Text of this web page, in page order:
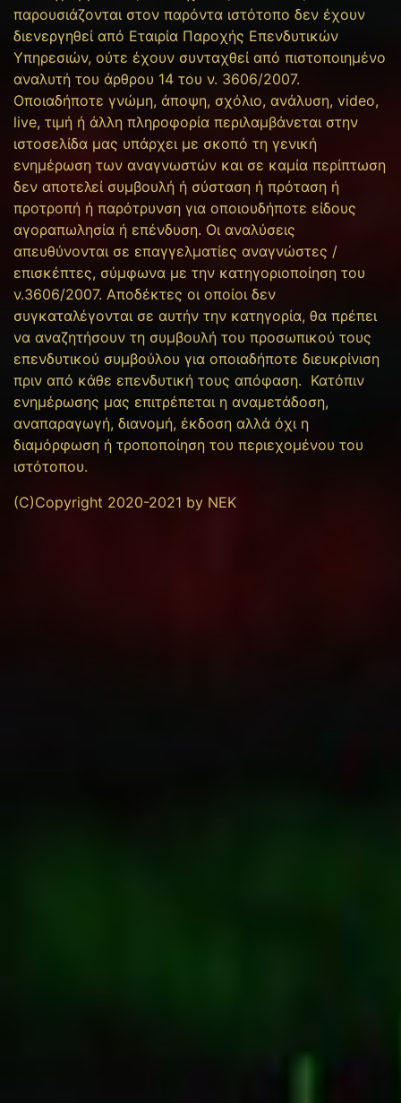
παρουσιάζονται στον παρόντα ιστότοπο δεν έχουν
διενεργηθεί από Εταιρία Παροχής Επενδυτικών
Υπηρεσιών, ούτε έχουν συνταχθεί από πιστοποιημένο
αναλυτή του άρθρου 14 του ν. 3606/2007.
Οποιαδήποτε γνώμη, άποψη, σχόλιο, ανάλυση, video,
live, τιμή ή άλλη πληροφορία περιλαμβάνεται στην
ιστοσελίδα μας υπάρχει με σκοπό τη γενική
ενημέρωση των αναγνωστών και σε καμία περίπτωση
δεν αποτελεί συμβουλή ή σύσταση ή πρόταση ή
προτροπή ή παρότρυνση για οποιουδήποτε είδους
αγοραπωλησία ή επένδυση. Οι αναλύσεις
απευθύνονται σε επαγγελματίες αναγνώστες /
επισκέπτες, σύμφωνα με την κατηγοριοποίηση του
ν.3606/2007. Αποδέκτες οι οποίοι δεν
συγκαταλέγονται σε αυτήν την κατηγορία, θα πρέπει
να αναζητήσουν τη συμβουλή του προσωπικού τους
επενδυτικού συμβούλου για οποιαδήποτε διευκρίνιση
πριν από κάθε επενδυτική τους απόφαση. Κατόπιν
ενημέρωσης μας επιτρέπεται η αναμετάδοση,
αναπαραγωγή, διανομή, έκδοση αλλά όχι η
διαμόρφωση ή τροποποίηση του περιεχομένου του
ιστότοπου.
(C)Copyright 2020-2021 by NEK